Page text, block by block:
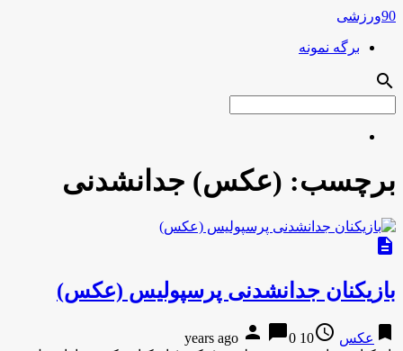
90ورزشی
برگه نمونه
search
برچسب: (عکس) جدانشدنی
description
بازیکنان جدانشدنی پرسپولیس (عکس)
bookmark عکس access_time
10 years ago
person chat_bubble0